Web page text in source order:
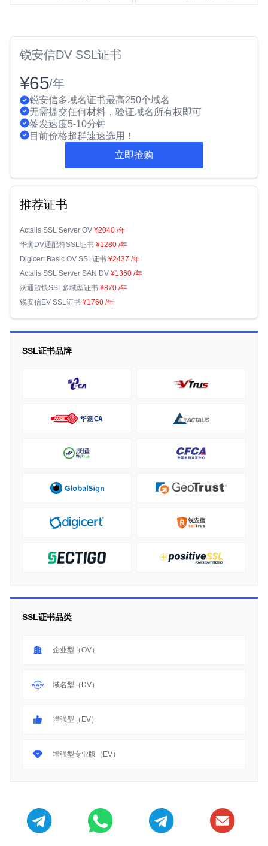
锐安信DV SSL证书
¥65/年
锐安信多域名证书最高250个域名
无需提交任何材料，验证域名所有权即可
签发速度5-10分钟
目前价格超群速速选用！
立即抢购
推荐证书
Actalis SSL Server OV ¥2040 /年
华测DV通配符SSL证书 ¥1280 /年
Digicert Basic OV SSL证书 ¥2437 /年
Actalis SSL Server SAN DV ¥1360 /年
沃通超快SSL多域型证书 ¥870 /年
锐安信EV SSL证书 ¥1760 /年
SSL证书品牌
SSL证书品类
企业型（OV）
域名型（DV）
增强型（EV）
增强型专业版（EV）